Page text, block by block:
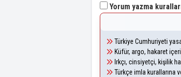
Yorum yazma
Türkiye Cumhuriyeti
Küfür, argo, hakaret
Irkçı, cinsiyetçi, kişilik
Türkçe imla kurallarına